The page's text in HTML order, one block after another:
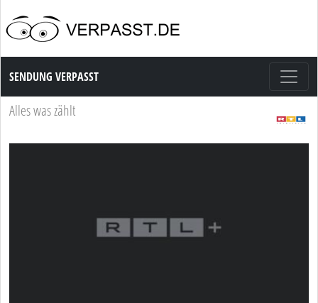
Sendung Verpasst
SENDUNG VERPASST
Alles was zählt